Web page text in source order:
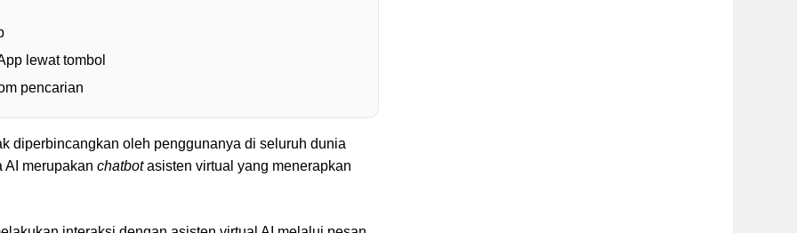
lewat tombol
pencarian
diperbincangkan oleh penggunanya di seluruh dunia
AI merupakan chatbotasisten virtual yang menerapkan